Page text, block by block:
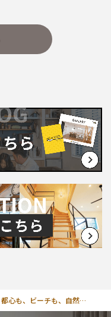
【コラム更新しました】都心も、ビーチも、自然も身近な「ガーデンスクエア鵠沼」